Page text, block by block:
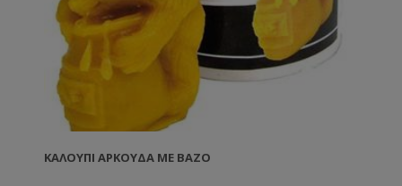
ΚΑΛΟΎΠΙ ΑΡΚΟΎΔΑ ΜΕ ΒΆΖΟ